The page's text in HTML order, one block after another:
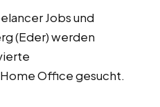
Jobs und
(Eder) werden
Office gesucht.